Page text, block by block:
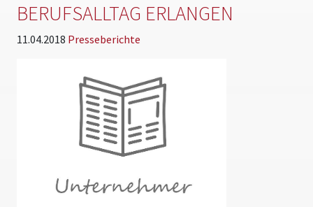
BERUFSALLTAG ERLANGEN
11.04.2018 Presseberichte